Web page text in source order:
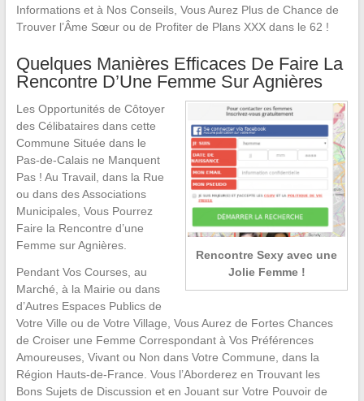
Informations et à Nos Conseils, Vous Aurez Plus de Chance de
Trouver l’Âme Sœur ou de Profiter de Plans XXX dans le 62 !
Quelques Manières Efficaces De Faire La
Rencontre D’Une Femme Sur Agnières
Rencontre Sexy avec une
Jolie Femme !
Les Opportunités de Côtoyer
des Célibataires dans cette
Commune Située dans le
Pas-de-Calais ne Manquent
Pas ! Au Travail, dans la Rue
ou dans des Associations
Municipales, Vous Pourrez
Faire la Rencontre d’une
Femme sur Agnières.
Pendant Vos Courses, au
Marché, à la Mairie ou dans
d’Autres Espaces Publics de
Votre Ville ou de Votre Village, Vous Aurez de Fortes Chances
de Croiser une Femme Correspondant à Vos Préférences
Amoureuses, Vivant ou Non dans Votre Commune, dans la
Région Hauts-de-France. Vous l’Aborderez en Trouvant les
Bons Sujets de Discussion et en Jouant sur Votre Pouvoir de